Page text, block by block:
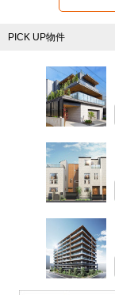
PICK UP物件